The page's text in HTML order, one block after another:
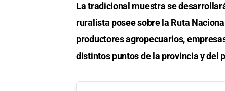
La tradicional muestra se
ruralista posee sobre la Ruta
productores agropecuarios,
distintos puntos de la provincia y del